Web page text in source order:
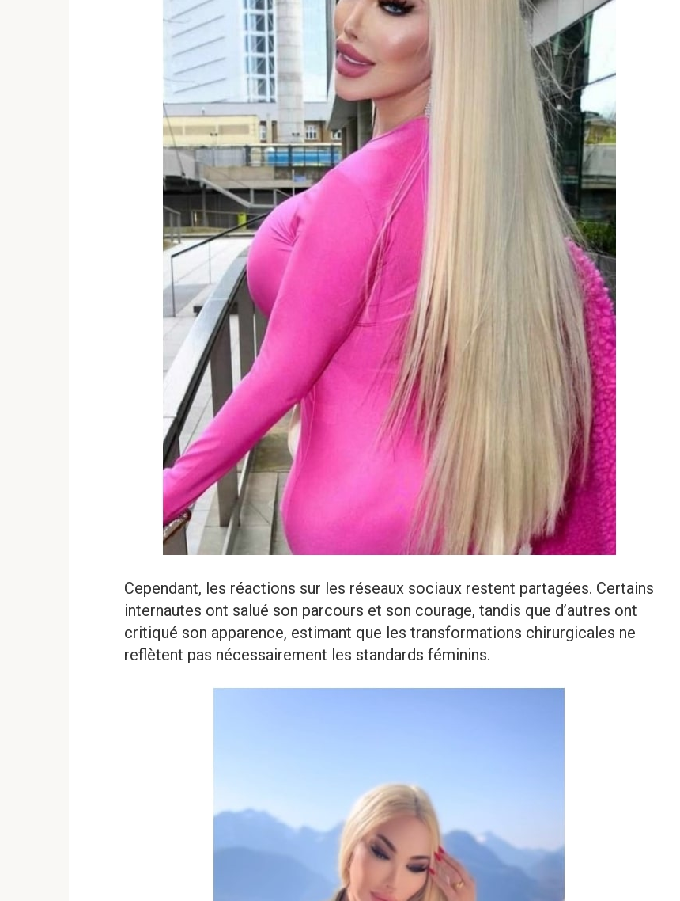
Cependant, les réactions sur les réseaux sociaux restent partagées. Certains
internautes ont salué son parcours et son courage, tandis que d’autres ont
critiqué son apparence, estimant que les transformations chirurgicales ne
reflètent pas nécessairement les standards féminins.